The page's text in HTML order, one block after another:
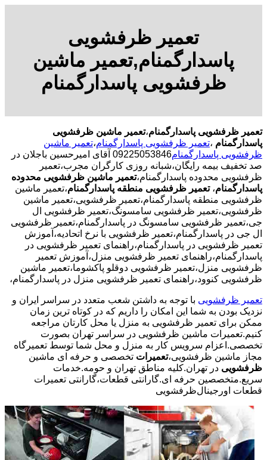
تعمیر ظرفشویی
پاسدارگمنام,تعمیر ماشین
ظرفشویی پاسدارگمنام
تعمیر ظرفشویی پاسدارگمنام،تعمیر ماشین ظرفشویی
پاسدارگمنام ،تعمیر ظرفشویی پاسدارگمنام،تعمیر ماشین
ظرفشویی پاسدارگمنام
09225053846 آقای امیرحسین باجلان در
صد تخفیف بیمه رایگان،شبانه روزی کارگران مجرب،تعمیر
ظرفشویی محدوده پاسدارگمنام،تعمیر ماشین ظرفشویی محدوده
پاسدارگمنام، تعمیر ظرفشویی منطقه پاسدارگمنام،تعمیر ماشین
ظرفشویی منطقه پاسدارگمنام،تعمیر ظرفشویی،تعمیر ماشین
ظرفشویی،تعمیر ظرفشویی سامسونگ،تعمیر ظرفشویی ال
جی،تعمیر ظرفشویی سامسونگ در پاسدارگمنام،تعمیر ظرفشویی
ال جی در پاسدارگمنام،تعمیر ظرفشویی با نرخ اتحادیه،آموزش
تعمیر ظرفشویی در پاسدارگمنام،راهنمای تعمیر ظرفشویی در
پاسدارگمنام،راهنمای تعمیر ظرفشویی منزل،آموزش تعمیر
ظرفشویی منزل،تعمیر ظرفشویی دوقلو پاکشوما،تعمیر ماشین
ظرفشویی کنوود،راهنمای تعمیر ظرفشویی منزل در پاسدارگمنام،
تعمیر ظرفشویی با توجه به داشتن شعب متعدد در سراسر ایران و
نزدیک بودن به شما این امکان را داریم که در کوتاه ترین زمان
ممکن برای تعمیر ظرفشویی به منزل یا محل کارتان مراجعه
کنیم.تعمیرات ماشین ظرفشویی در سراسر تهران بصورت
تخصصی.اعزام سرویس کار به منزل و محل شما توسط تعمیرگاه
مجاز ماشین ظرفشویی،تعمیرات تخصصی و حرفه ای ماشین
ظرفشویی در تهران.کلیه مناطق تهران و حومه.خدمات
سریع.متخصصین حرفه ای.گارانتی قطعات،گارانتی تعمیرات
قطعات اورجینالظرفشویی